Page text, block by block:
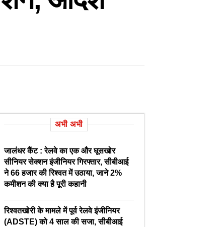
अभी अभी
जालंधर कैंट : रेलवे का एक और घूसखोर
सीनियर सेक्शन इंजीनियर गिरफ्तार, सीबीआई
ने 66 हजार की रिश्वत में उठाया, जाने 2%
कमीशन की क्या है पूरी कहानी
रिश्वतखोरी के मामले में पूर्व रेलवे इंजीनियर
(ADSTE) को 4 साल की सजा, सीबीआई